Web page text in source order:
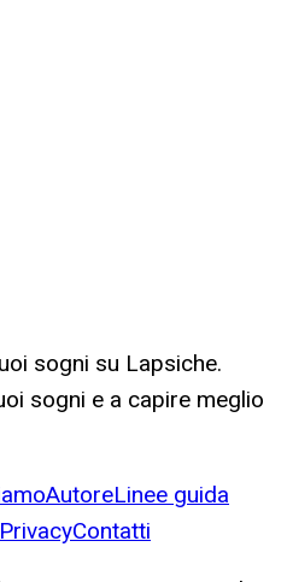
sogni su Lapsiche.
sogni e a capire meglio
AutoreLinee guida
PrivacyContatti